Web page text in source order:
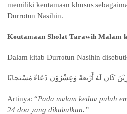
memiliki keutamaan khusus
Durrotun Nasihin.
Keutamaan Sholat Tarawih Malam
Dalam kitab Durrotun Nasihin
كَانَ لَهُ أَرْبَعَةٌ وَعِشْرُوْنَ دُعَاءً مُسْتَجَابًا
Artinya: “Pada malam kedua puluh
24 doa yang dikabulkan.”